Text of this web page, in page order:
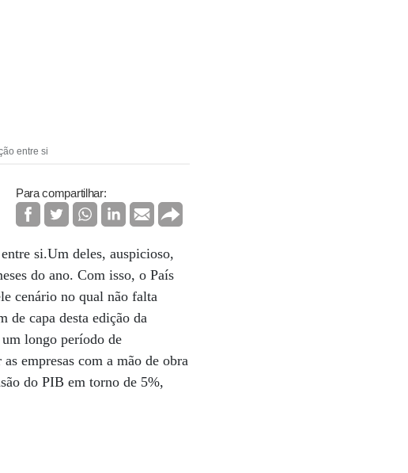
entre si
Para compartilhar:
si.Um deles, auspicioso,
do ano. Com isso, o País
cenário no qual não falta
de capa desta edição da
longo período de
empresas com a mão de obra
do PIB em torno de 5%,